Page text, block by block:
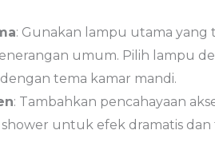
: Gunakan lampu utama yang
umum. Pilih lampu
tema kamar mandi.
: Tambahkan pencahayaan
untuk efek dramatis dan